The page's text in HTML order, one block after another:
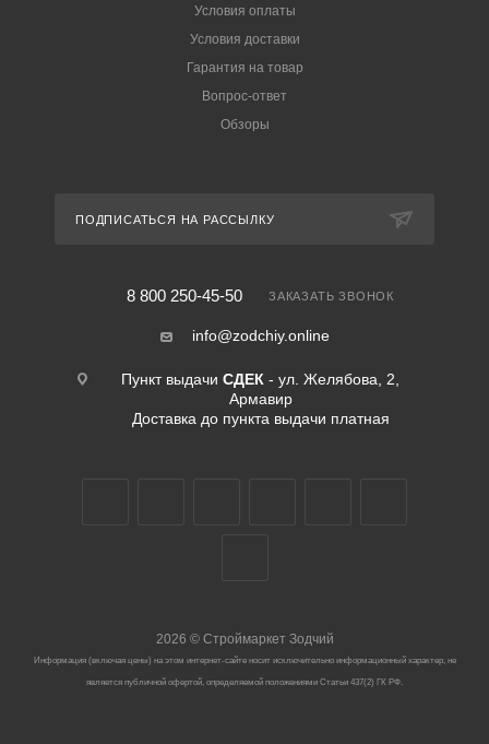
Условия оплаты
Условия доставки
Гарантия на товар
Вопрос-ответ
Обзоры
ПОДПИСАТЬСЯ НА РАССЫЛКУ
8 800 250-45-50 ЗАКАЗАТЬ ЗВОНОК
info@zodchiy.online
Пункт выдачи СДЕК - ул. Желябова, 2,
Армавир
Доставка до пункта выдачи платная
2026 ©Строймаркет Зодчий
Информация (включая цены) на этом интернет-сайте носит исключительно информационный характер, не
является публичной офертой, определяемой положениями Статьи 437(2) ГК РФ.